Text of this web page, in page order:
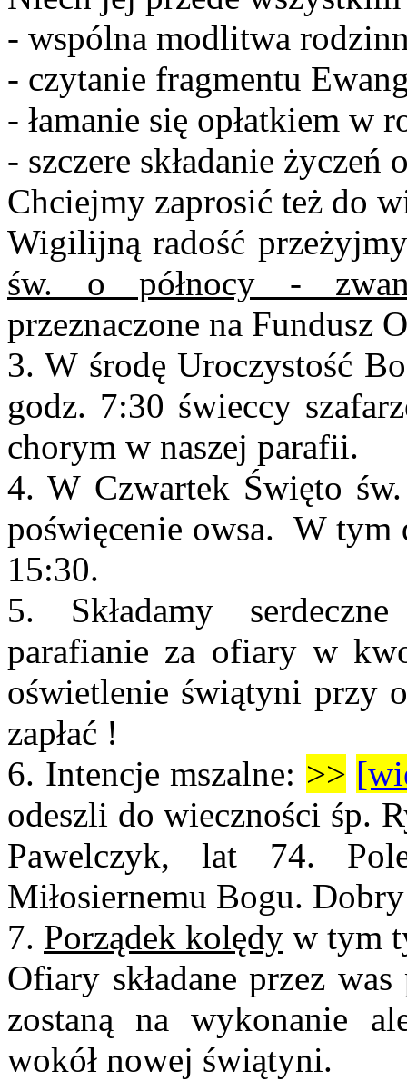
- wspólna modlitwa
- czytanie fragmentu
- łamanie się opłatkiem w
- szczere składanie
Chciejmy zaprosić też do
Wigilijną radość
św. o północy -
przeznaczone na Fundusz
3. W środę Uroczystość
godz. 7:30 świeccy
chorym w naszej parafii.
4. W Czwartek Święto
poświęcenie owsa. W tym
15:30.
5. Składamy
parafianie za ofiary w
oświetlenie świątyni przy
zapłać !
6. Intencje mszalne: >>
odeszli do wieczności śp.
Pawelczyk, lat 74.
Miłosiernemu Bogu.
7. Porządek kolędy w tym
Ofiary składane przez
zostaną na wykonanie
wokół nowej świątyni.